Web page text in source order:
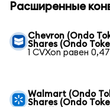
Расширенные
Chevron (Ondo
Shares (Ondo
1 CVXon равен
Walmart (Ondo
Shares (Ondo